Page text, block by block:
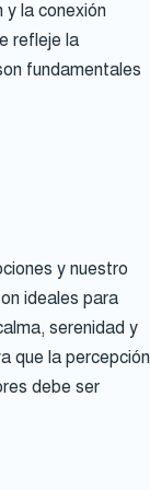
la conexión
refleje la
fundamentales
y nuestro
ideales para
serenidad y
que la percepción
debe ser